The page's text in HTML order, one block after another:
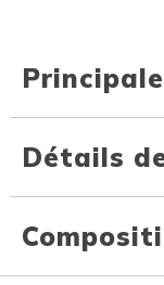
Détails